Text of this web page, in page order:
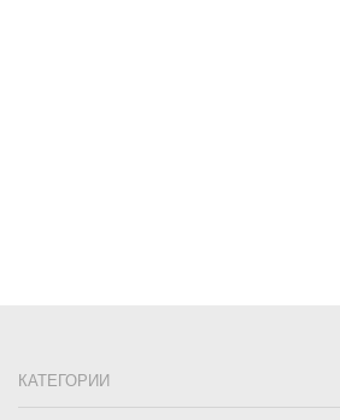
КАТЕГОРИИ